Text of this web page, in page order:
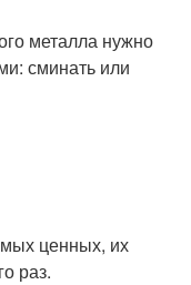
металла нужно
сминать или
ценных, их
раз.